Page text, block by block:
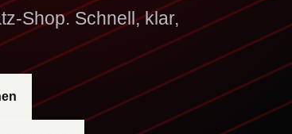
Shop. Schnell, klar,